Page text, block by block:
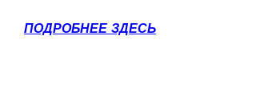
ПОДРОБНЕЕ ЗДЕСЬ